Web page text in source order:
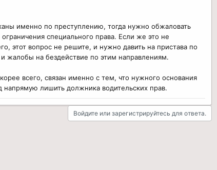
именно по преступлению, тогда нужно обжаловать
специального права. Если же это не
этот вопрос не решите, и нужно давить на пристава по
жалобы на бездействие по этим направлениям.
всего, связан именно с тем, что нужного основания
напрямую лишить должника водительских прав.
Войдите или зарегистрируйтесь для ответа.